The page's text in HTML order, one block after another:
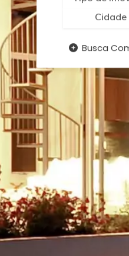
Cidade